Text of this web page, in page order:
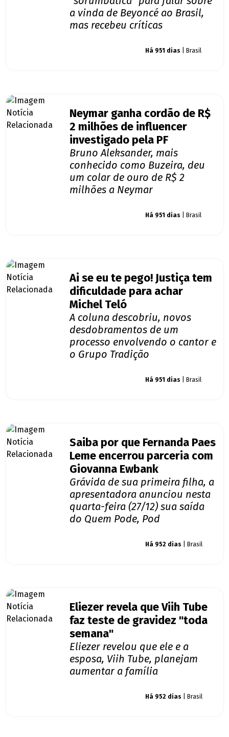
a vinda de Beyoncé ao Brasil,
mas recebeu críticas
Há 951 dias | Brasil
Neymar ganha cordão de R$
2 milhões de influencer
investigado pela PF
Bruno Aleksander, mais
conhecido como Buzeira, deu
um colar de ouro de R$ 2
milhões a Neymar
Há 951 dias | Brasil
Ai se eu te pego! Justiça tem
dificuldade para achar
Michel Teló
A coluna descobriu, novos
desdobramentos de um
processo envolvendo o cantor e
o Grupo Tradição
Há 951 dias | Brasil
Saiba por que Fernanda Paes
Leme encerrou parceria com
Giovanna Ewbank
Grávida de sua primeira filha, a
apresentadora anunciou nesta
quarta-feira (27/12) sua saída
do Quem Pode, Pod
Há 952 dias | Brasil
Eliezer revela que Viih Tube
faz teste de gravidez "toda
semana"
Eliezer revelou que ele e a
esposa, Viih Tube, planejam
aumentar a família
Há 952 dias | Brasil